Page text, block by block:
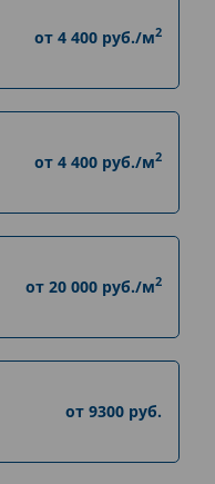
от 4 400 руб./м2
от 4 400 руб./м2
от 20 000 руб./м2
от 9300 руб.